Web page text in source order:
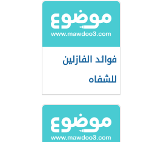
فوائد الفازلين
للشفاه